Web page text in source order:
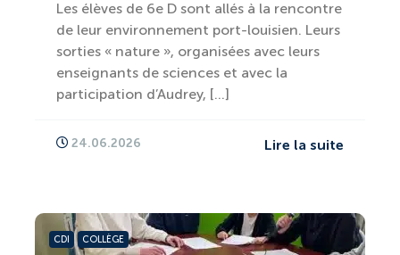
Les élèves de 6e D sont allés à la rencontre
de leur environnement port-louisien. Leurs
sorties « nature », organisées avec leurs
enseignants de sciences et avec la
participation d’Audrey, […]
24.06.2026 Lire la suite
CDI COLLÈGE